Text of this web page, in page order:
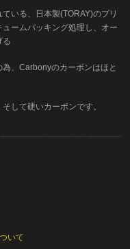
いる、日本製(TORAY)のプリ
ームパッキング処理し、オー
る
為、Carbonyのカーボンはほと
して硬いカーボンです。
いて